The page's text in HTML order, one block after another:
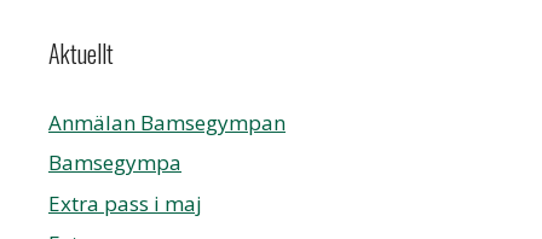
Aktuellt
Anmälan Bamsegympan
Bamsegympa
Extra pass i maj